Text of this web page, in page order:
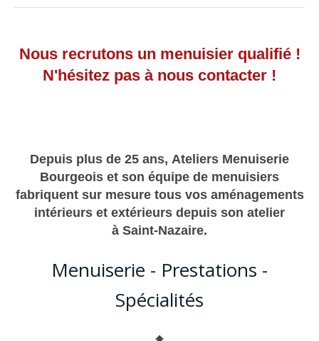
Nous recrutons un menuisier qualifié !
N'hésitez pas à nous contacter !
Depuis plus de 25 ans, Ateliers Menuiserie
Bourgeois et son équipe de menuisiers
fabriquent sur mesure tous vos aménagements
intérieurs et extérieurs depuis son atelier
à Saint-Nazaire.
Menuiserie - Prestations -
Spécialités